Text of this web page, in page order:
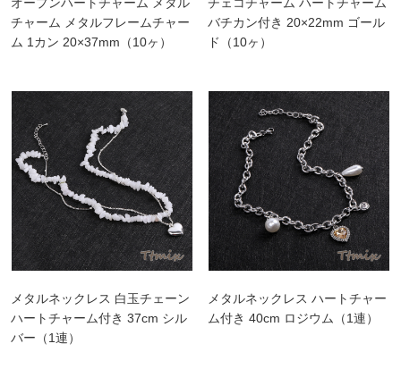
チャーム メタルフレームチャー
ム 1カン 20×37mm（10ヶ）
バチカン付き 20×22mm ゴール
ド（10ヶ）
メタルネックレス 白玉チェーン
ハートチャーム付き 37cm シル
バー（1連）
メタルネックレス ハートチャー
ム付き 40cm ロジウム（1連）